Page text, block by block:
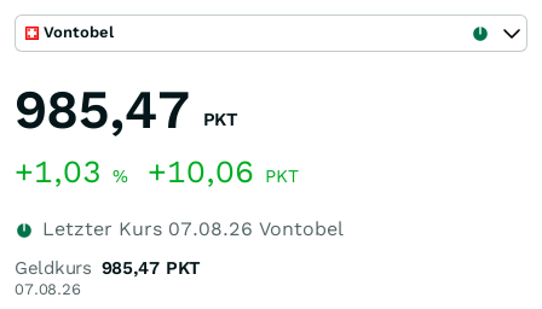
Vontobel
985,47 PKT
+1,03 % +10,06 PKT
Letzter Kurs 07.08.26 Vontobel
Geldkurs
07.08.26
985,47 PKT